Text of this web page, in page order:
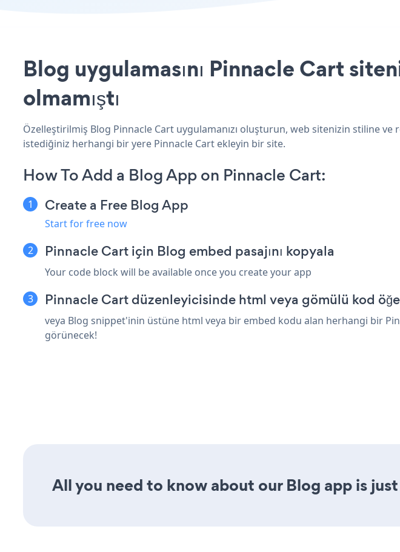
Blog uygulamasını Pinnacle Cart
olmamıştı
Özelleştirilmiş Blog Pinnacle Cart uygulamanızı oluşturun, web sitenizin stiline
istediğiniz herhangi bir yere Pinnacle Cart ekleyin bir site.
How To Add a Blog App on Pinnacle Cart:
Create a Free Blog App
Start for free now
Pinnacle Cart için Blog embed pasajını kopyala
Your code block will be available once you create your app
Pinnacle Cart düzenleyicisinde html veya gömülü kod
veya Blog snippet'inin üstüne html veya bir embed kodu alan herhangi bir
görünecek!
All you need to know about our Blog app is